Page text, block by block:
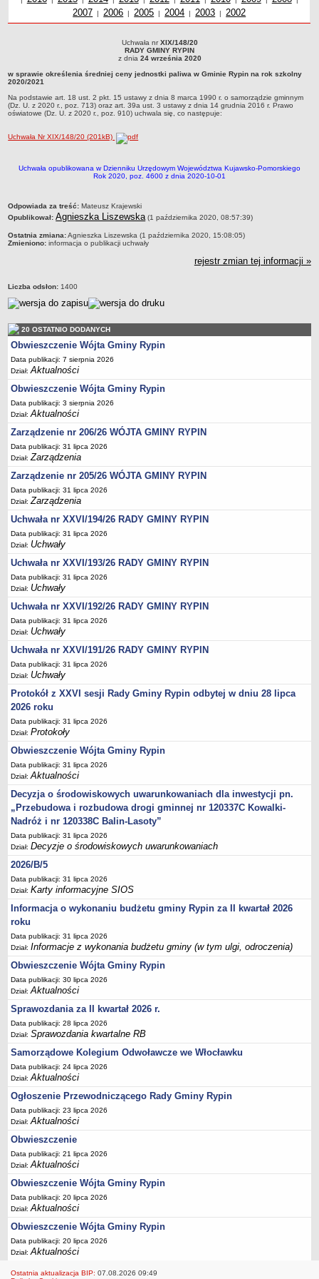
Dane statystyczne
Związki i stowarzyszenia
Realizacja zadań publicznych
Rejestr instytucji kultury
AKTUALNOŚCI I OGŁOSZENIA
Dane teleadresowe
Czas pracy urzędu
Pracownicy urzędu - urząd gminy
Pracownicy urzędu - baza magazynowo - warsztatowa
Kompetencje referatów
Regulamin organizacyjny
Regulamin naboru na wolne stanowiska urzędnicze
Ogłoszenia o naborze na wolne stanowiska urzędnicze
Lista kandydatów spełniających wymagania formalne w naborach na
wolne stanowiska urzędnicze
Wyniki naboru na wolne stanowiska urzędnicze
Petycje
Sygnaliści
Galeria
Raporty o stanie dostępności
Wnioski
WŁADZE I STRUKTURA
Struktura organizacyjna
Rada gminy
Wójt
Jednostki organizacyjne, GOPS, Instytucja kultury, OSP
Jednostki pomocnicze - sołectwa
Plan pracy komisji rewizyjnej
Sesje Rady Gminy Rypin
Statut
Strategia rozwoju
Uchwały
Projekty uchwał
Protokoły
Imienne wykazy głosowań radnych
Postać dokumentów
Akty Prawne, Dzienniki Ustaw, Monitory Polskie
Prawo miejscowe
Zarządzenia
Studium uwarunkowań i kierunków zagospodarowania
przestrzennego
Dane przestrzenne - MPZP
Stałe obwody głosowania, numery, granice oraz siedziby
obwodowych komisji wyborczych, opis granic okręgów wyborczych
Plan ogólny gminy Rypin
Budżet
Zmiany budżetu
Wieloletnia Prognoza Finansowa
Majątek gminy
Majątek jednostek organizacyjnych
Dług publiczny
Realizacja inwestycji
Sprawozdania z wykonania budżetu
Sprawozdania kwartalne RB
Sprawozdania finansowe
Informacje z wykonania budżetu gminy (w tym ulgi, odroczenia)
Interpretacje indywidualne
SPRAWY DO ZAŁATWIENIA
BUDOWA PRZYDOMOWYCH OCZYSZCZALNI ŚCIEKÓW -
DOFINANSOWANIE
Preferencyjny zakup węgla
2007 | Uchwały z roku
2006 | Uchwały z roku
2005 | Uchwały z roku
2004 | Uchwały z roku
2003 | Uchwały z roku
2002
Uchwała nr XIX/148/20RADY GMINY RYPINz dnia 24 września 2020w sprawie
określenia średniej ceny jednostki paliwa w Gminie Rypin na rok szkolny
samorządzie gminnym (Dz. U. z 2020 r., poz. 713) oraz art. 39a ust. 3 ustawy z dnia
14 grudnia 2016 r. Prawo oświatowe (Dz. U. z 2020 r., poz. 910) uchwala się, co
Uchwała nrXIX/148/20
RADY GMINY RYPIN
z dnia 24 września 2020
w sprawie określenia średniej ceny jednostki paliwa w Gminie Rypin na rok szkolny
2020/2021
Na podstawie art. 18 ust. 2 pkt. 15 ustawy z dnia 8 marca 1990 r. o samorządzie gminnym
(Dz. U. z 2020 r., poz. 713) oraz art. 39a ust. 3 ustawy z dnia 14 grudnia 2016 r. Prawo
oświatowe (Dz. U. z 2020 r., poz. 910) uchwala się, co następuje:
Uchwała Nr XIX/148/20 (201kB)
Uchwała opublikowana w Dzienniku Urzędowym Województwa Kujawsko-Pomorskiego
Rok 2020, poz. 4600 z dnia 2020-10-01
metryczka
Odpowiada za treść: Mateusz Krajewski
Opublikował: Agnieszka Liszewska (1 października 2020, 08:57:39)
Ostatnia zmiana:Agnieszka Liszewska (1 października 2020, 15:08:05)
Zmieniono: informacja o publikacji uchwały
rejestr zmian tej informacji »
Liczba odsłon: 1400
20 OSTATNIO DODANYCH
Obwieszczenie Wójta Gminy Rypin
Data publikacji: 7 sierpnia 2026
Dział:Aktualności
Obwieszczenie Wójta Gminy Rypin
Data publikacji: 3 sierpnia 2026
Dział:Aktualności
Zarządzenie nr 206/26 WÓJTA GMINY RYPIN
Data publikacji: 31 lipca 2026
Dział:Zarządzenia
Zarządzenie nr 205/26 WÓJTA GMINY RYPIN
Data publikacji: 31 lipca 2026
Dział:Zarządzenia
Uchwała nr XXVI/194/26 RADY GMINY RYPIN
Data publikacji: 31 lipca 2026
Dział: Uchwały
Uchwała nr XXVI/193/26 RADY GMINY RYPIN
Data publikacji: 31 lipca 2026
Dział: Uchwały
Uchwała nr XXVI/192/26 RADY GMINY RYPIN
Data publikacji: 31 lipca 2026
Dział: Uchwały
Uchwała nr XXVI/191/26 RADY GMINY RYPIN
Data publikacji: 31 lipca 2026
Dział: Uchwały
Protokół z XXVI sesji Rady Gminy Rypin odbytej w dniu 28 lipca
2026 roku
Data publikacji: 31 lipca 2026
Dział:Protokoły
Obwieszczenie Wójta Gminy Rypin
Data publikacji: 31 lipca 2026
Dział:Aktualności
Decyzja o środowiskowych uwarunkowaniach dla inwestycji pn.
„Przebudowa i rozbudowa drogi gminnej nr 120337C Kowalki-
Nadróż i nr 120338C Balin-Lasoty”
Data publikacji: 31 lipca 2026
Dział:Decyzje o środowiskowych uwarunkowaniach
2026/B/5
Data publikacji: 31 lipca 2026
Dział:Karty informacyjne SIOS
Informacja o wykonaniu budżetu gminy Rypin za II kwartał 2026
roku
Data publikacji: 31 lipca 2026
Dział:Informacje z wykonania budżetu gminy (w tym ulgi, odroczenia)
Obwieszczenie Wójta Gminy Rypin
Data publikacji: 30 lipca 2026
Dział:Aktualności
Sprawozdania za II kwartał 2026 r.
Data publikacji: 28 lipca 2026
Dział:Sprawozdania kwartalne RB
Samorządowe Kolegium Odwoławcze we Włocławku
Data publikacji: 24 lipca 2026
Dział:Aktualności
Ogłoszenie Przewodniczącego Rady Gminy Rypin
Data publikacji: 23 lipca 2026
Dział:Aktualności
Obwieszczenie
Data publikacji: 21 lipca 2026
Dział:Aktualności
Obwieszczenie Wójta Gminy Rypin
Data publikacji: 20 lipca 2026
Dział:Aktualności
Obwieszczenie Wójta Gminy Rypin
Data publikacji: 20 lipca 2026
Dział:Aktualności
Ostatnia aktualizacja BIP: 07.08.2026 09:49